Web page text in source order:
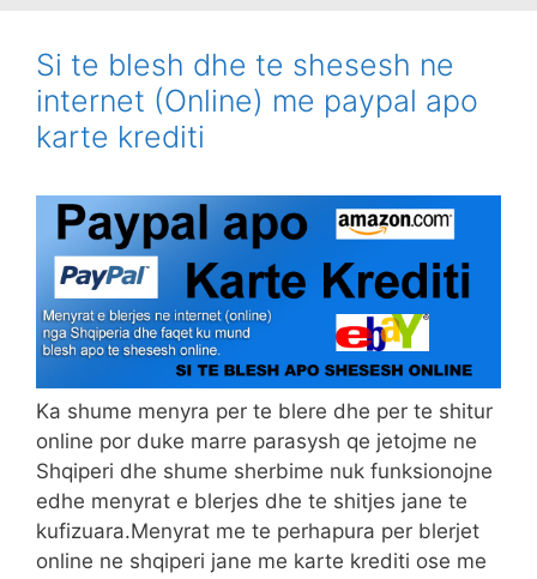
Si te blesh dhe te shesesh ne
internet (Online) me paypal apo
karte krediti
Ka shume menyra per te blere dhe per te shitur
online por duke marre parasysh qe jetojme ne
Shqiperi dhe shume sherbime nuk funksionojne
edhe menyrat e blerjes dhe te shitjes jane te
kufizuara.Menyrat me te perhapura per blerjet
online ne shqiperi jane me karte krediti ose me